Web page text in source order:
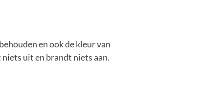
en ook de kleur van
uit en brandt niets aan.